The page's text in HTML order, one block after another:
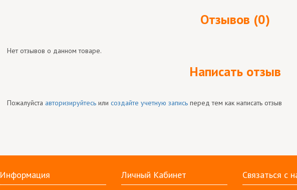
Отзывов (0)
Нет отзывов о данном товаре.
Написать отзыв
Пожалуйста авторизируйтесь или создайте учетную запись перед тем как написать отзыв
Информация Личный Кабинет Связаться с